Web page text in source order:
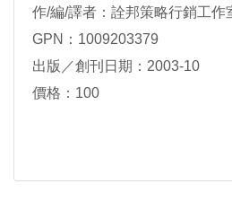
作/編/譯者：詮邦策略行銷工作
GPN：1009203379
出版／創刊日期：2003-10
價格：100